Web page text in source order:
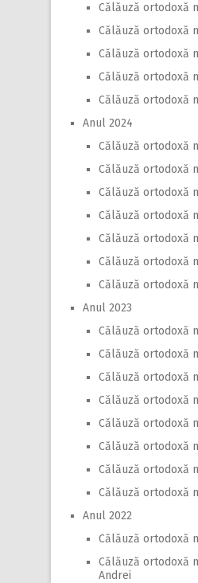
Călăuză ortodoxă
Călăuză ortodoxă
Călăuză ortodoxă
Călăuză ortodoxă
Călăuză ortodoxă
Anul 2024
Călăuză ortodoxă
Călăuză ortodoxă
Călăuză ortodoxă
Călăuză ortodoxă
Călăuză ortodoxă
Călăuză ortodoxă
Călăuză ortodoxă
Anul 2023
Călăuză ortodoxă
Călăuză ortodoxă
Călăuză ortodoxă
Călăuză ortodoxă
Călăuză ortodoxă
Călăuză ortodoxă
Călăuză ortodoxă
Călăuză ortodoxă
Anul 2022
Călăuză ortodoxă
Călăuză ortodoxă
Andrei